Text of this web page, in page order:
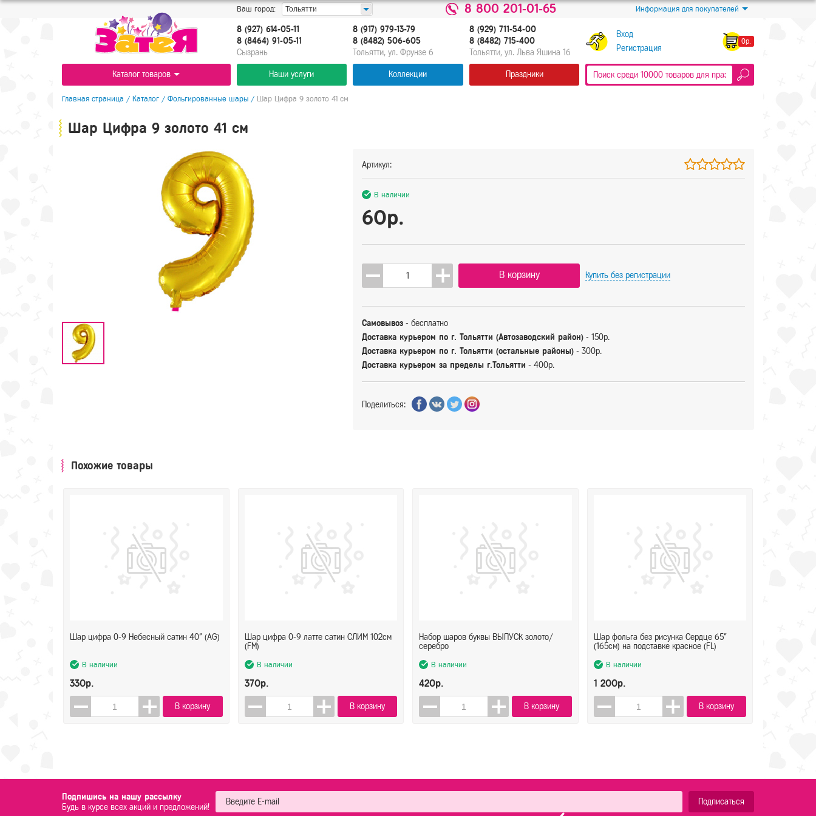
Ваш город: Тольятти 8 800 201-01-65 Информация для покупателей
8 (927) 614-05-11
8 (8464) 91-05-11
Cызрань
8 (917) 979-13-79
8 (8482) 506-605
Тольятти, ул. Фрунзе 6
8 (929) 711-54-00
8 (8482) 715-400
Тольятти, ул. Льва Яшина 16
Вход
Регистрация
0р.
Каталог товаров Наши услуги Коллекции Праздники
Главная страница / Каталог / Фольгированные шары / Шар Цифра 9 золото 41 см
Шар Цифра 9 золото 41 см
Артикул:
В наличии
60р.
В корзину Купить без регистрации
Самовывоз - бесплатно
Доставка курьером по г. Тольятти (Автозаводский район) - 150р.
Доставка курьером по г. Тольятти (остальные районы) - 300р.
Доставка курьером за пределы г.Тольятти - 400р.
Поделиться:
Похожие товары
Шар цифра 0-9 Небесный сатин 40" (AG)
В наличии
330р.
В корзину
Шар цифра 0-9 латте сатин СЛИМ 102см
(FM)
В наличии
370р.
В корзину
Набор шаров буквы ВЫПУСК золото/
серебро
В наличии
420р.
В корзину
Шар фольга без рисунка Сердце 65"
(165см) на подставке красное (FL)
В наличии
1 200р.
В корзину
Подпишись на нашу рассылку
Будь в курсе всех акций и предложений!
Подписаться